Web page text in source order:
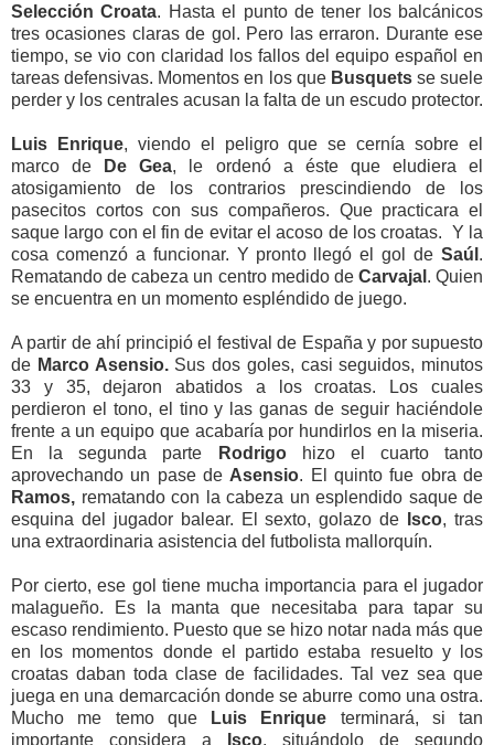
Selección Croata. Hasta el punto de tener los balcánicos
tres ocasiones claras de gol. Pero las erraron. Durante ese
tiempo, se vio con claridad los fallos del equipo español en
tareas defensivas. Momentos en los que Busquetsse suele
perder y los centrales acusan la falta de un escudo protector.
Luis Enrique, viendo el peligro que se cernía sobre el
marco de
De Gea, le ordenó a éste que eludiera el
atosigamiento de los contrarios prescindiendo de los
pasecitos cortos con sus compañeros. Que practicara el
saque largo con el fin de evitar el acoso de los croatas. Y la
cosa comenzó a funcionar. Y pronto llegó el gol de Saúl .
Rematando de cabeza un centro medido de Carvajal . Quien
se encuentra en un momento espléndido de juego.
A partir de ahí principió el festival de España y por supuesto
de Marco Asensio.Sus dos goles, casi seguidos, minutos
33 y 35, dejaron abatidos a los croatas. Los cuales
perdieron el tono, el tino y las ganas de seguir haciéndole
frente a un equipo que acabaría por hundirlos en la miseria.
En la segunda parte
Rodrigohizo el cuarto tanto
aprovechando un pase de Asensio. El quinto fue obra de
Ramos, rematando con la cabeza un esplendido saque de
esquina del jugador balear. El sexto, golazo de
Isco, tras
una extraordinaria asistencia del futbolista mallorquín.
Por cierto, ese gol tiene mucha importancia para el jugador
malagueño. Es la manta que necesitaba para tapar su
escaso rendimiento. Puesto que se hizo notar nada más que
en los momentos donde el partido estaba resuelto y los
croatas daban toda clase de facilidades. Tal vez sea que
juega en una demarcación donde se aburre como una ostra.
Mucho me temo que
Luis Enrique terminará, si tan
importante considera a
Isco, situándolo de segundo